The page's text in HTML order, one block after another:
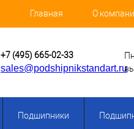
Главная О
+7 (495) 665-02-33
sales@podshipnikstandart.ru
Подшипники